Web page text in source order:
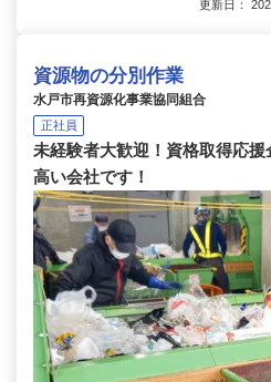
更新日：
資源物の分別作業
水戸市再資源化事業協同組合
正社員
未経験者大歓迎！資格取得応
高い会社です！